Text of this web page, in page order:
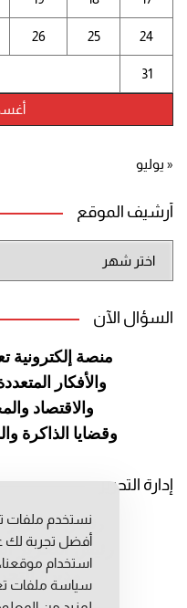
24
25
26
31
« يوليو
أرشيف الموقع
الموقع
السؤال الآن
منصة إلكترونية
والأفكار
والاقتصاد
وقضايا الذاكرة
إدارة التحرير
رئيس التحرير:
رئيس التحرير
مديرة
نستخدم ملفات
أفضل تجربة لك
استخدام
سياسة ملفات